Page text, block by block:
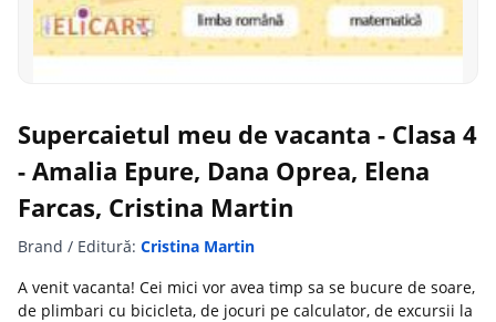
Supercaietul meu de vacanta - Clasa 4
- Amalia Epure, Dana Oprea, Elena
Farcas, Cristina Martin
Brand / Editură: Cristina Martin
A venit vacanta! Cei mici vor avea timp sa se bucure de soare,
de plimbari cu bicicleta, de jocuri pe calculator, de excursii la